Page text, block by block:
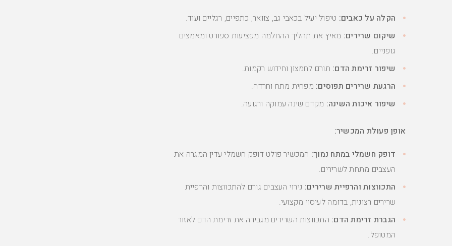
הקלה על כאבים: טיפול יעיל בכאבי גב, צוואר, כתפיים, רגליים ועוד.
שיקום שרירים: מאיץ את תהליך ההחלמה מפציעות ספורט ומאמצים
גופניים.
שיפור זרימת הדם: תורם לחמצון וחידוש רקמות.
הרגעת שרירים תפוסים: מפחית מתח וחרדה.
שיפור איכות השינה: מקדם שינה עמוקה ורגועה.
אופן פעולת המכשיר:
דופק חשמלי במתח נמוך: המכשיר פולט דופק חשמלי עדין המגרה את
העצבים מתחת לשרירים.
התכווצות והרפיית שרירים: גירוי העצבים גורם להתכווצות והרפיית
שרירים רצונית, בדומה לעיסוי מקצועי.
הגברת זרימת הדם: התכווצות השרירים מגבירה את זרימת הדם לאזור
המטופל.